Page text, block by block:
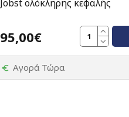
Jobst ολόκληρης κεφαλής
95,00€
Αγορά Τώρα